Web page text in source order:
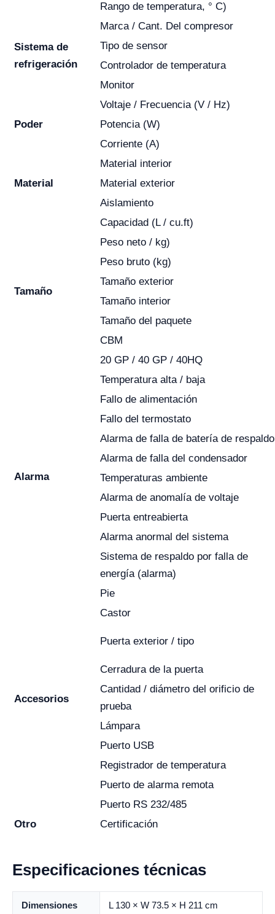
Rango de temperatura, ° C)
Sistema de
refrigeración
Marca / Cant. Del compresor
Tipo de sensor
Controlador de temperatura
Monitor
Poder
Voltaje / Frecuencia (V / Hz)
Potencia (W)
Corriente (A)
Material
Material interior
Material exterior
Aislamiento
Tamaño
Capacidad (L / cu.ft)
Peso neto / kg)
Peso bruto (kg)
Tamaño exterior
Tamaño interior
Tamaño del paquete
CBM
20 GP / 40 GP / 40HQ
Alarma
Temperatura alta / baja
Fallo de alimentación
Fallo del termostato
Alarma de falla de batería de respaldo
Alarma de falla del condensador
Temperaturas ambiente
Alarma de anomalía de voltaje
Puerta entreabierta
Alarma anormal del sistema
Sistema de respaldo por falla de
energía (alarma)
Accesorios
Pie
Castor
Puerta exterior / tipo
Cerradura de la puerta
Cantidad / diámetro del orificio de
prueba
Lámpara
Puerto USB
Registrador de temperatura
Puerto de alarma remota
Puerto RS 232/485
Otro
Certificación
Especificaciones técnicas
Dimensiones L 130 × W 73.5 × H 211 cm